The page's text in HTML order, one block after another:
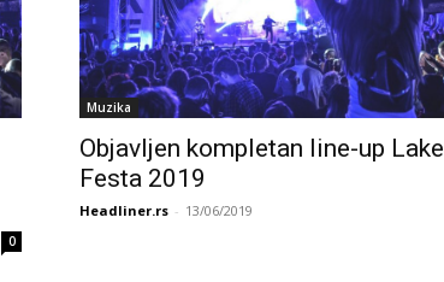
0
Muzika
Objavljen kompletan line-up Lake
Festa 2019
Headliner.rs - 13/06/2019